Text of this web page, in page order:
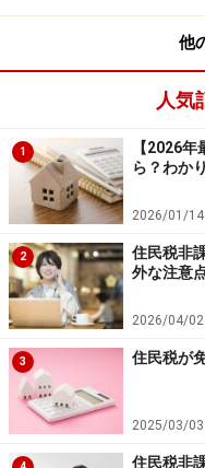
て、「夫婦＋子2人
者控除、配偶者特別
め、納税額がそもそ
さと納税の上限額が下
実際に、年収500万円
ーンと、「夫婦＋子2
ンで課税所得にどの
ましょう。
※資料の前提の通り
等、他の控除を受けて
保険料控除額について
す
他
人気
1
【2026
ら？わか
2026/01/14
2
住民税非
外な注意
2026/04/02
3 住民税が
2025/03/03
住民税非